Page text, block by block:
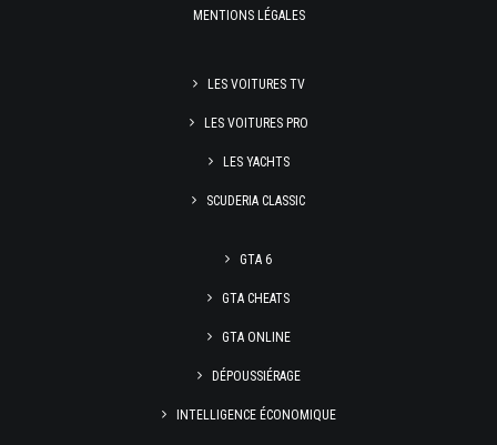
MENTIONS LÉGALES
LES VOITURES TV
LES VOITURES PRO
LES YACHTS
SCUDERIA CLASSIC
GTA 6
GTA CHEATS
GTA ONLINE
DÉPOUSSIÉRAGE
INTELLIGENCE ÉCONOMIQUE